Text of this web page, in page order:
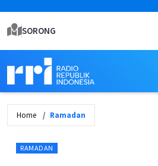
SORONG
Home Ramadan
RAMADAN